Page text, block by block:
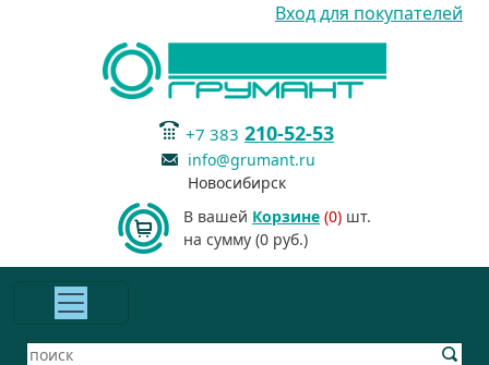
Вход для покупателей
+7 383 210-52-53
info@grumant.ru
Новосибирск
В вашей Корзине (0) шт.
на сумму (0 руб.)